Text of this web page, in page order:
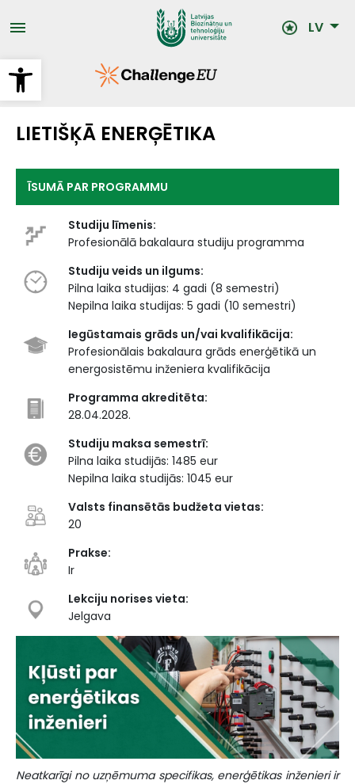
Open toolbar
uz
galveno LV
LIETIŠĶĀ ENERĢĒTIKA
ĪSUMĀ PAR PROGRAMMU
Studiju līmenis:
Profesionālā bakalaura studiju programma
Studiju veids un ilgums:
Pilna laika studijas: 4 gadi (8 semestri)
Nepilna laika studijas: 5 gadi (10 semestri)
Iegūstamais grāds un/vai kvalifikācija:
Profesionālais bakalaura grāds enerģētikā un
energosistēmu inženiera kvalifikācija
Programma akreditēta:
28.04.2028.
Studiju maksa semestrī:
Pilna laika studijās: 1485 eur
Nepilna laika studijās: 1045 eur
Valsts finansētās budžeta vietas:
20
Prakse:
Ir
Lekciju norises vieta:
Jelgava
Neatkarīgi no uzņēmuma specifikas, enerģētikas inženieri ir